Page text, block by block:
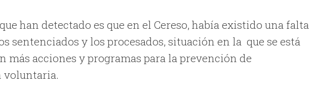
han detectado es que en el Cereso, había existido una falta
sentenciados y los procesados, situación en la que se está
más acciones y programas para la prevención de
voluntaria.